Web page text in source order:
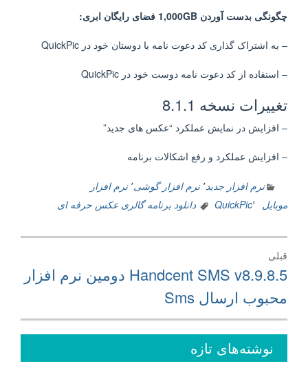
چگونگی بدست آوردن 1,000GB فضای رایگان ابری:
– به اشتراک گذاری کد دعوت نامه با دوستان خود در QuickPic
– استفاده از کد دعوت نامه دوست خود در QuickPic
تغییرات نسخه 8.1.1
– افزایش در نمایش عملکرد “عکس های جدید”
– افزایش عملکرد و رفع اشکالات برنامه
نرم افزار جدید٬ نرم افزار گوشی٬ نرم افزار
موبایل
QuickPic٬ دانلود برنامه گالری عکس حرفه ای
راهبری
نوشته
قبلی
نوشته
قبلی:
Handcent SMS v8.9.8.5 دومین نرم افزار
محبوب ارسال Sms
نوشته‌های تازه